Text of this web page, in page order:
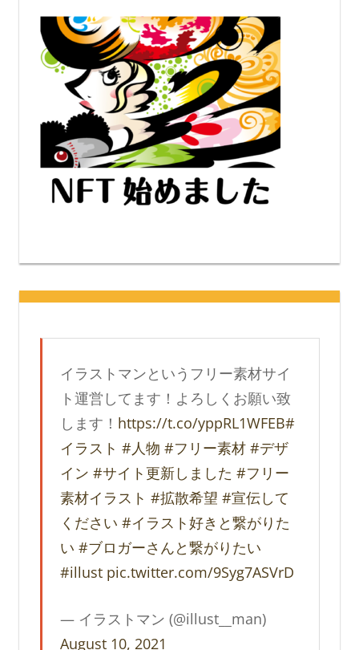
イラストマンというフリー素材サイ
ト運営してます！よろしくお願い致
します！ https://t.co/yppRL1WFEB#
イラスト #人物 #フリー素材 #デザ
イン #サイト更新しました #フリー
素材イラスト #拡散希望 #宣伝して
ください #イラスト好きと繋がりた
い #ブロガーさんと繋がりたい
#illust pic.twitter.com/9Syg7ASVrD
— イラストマン (@illust__man)
August 10, 2021